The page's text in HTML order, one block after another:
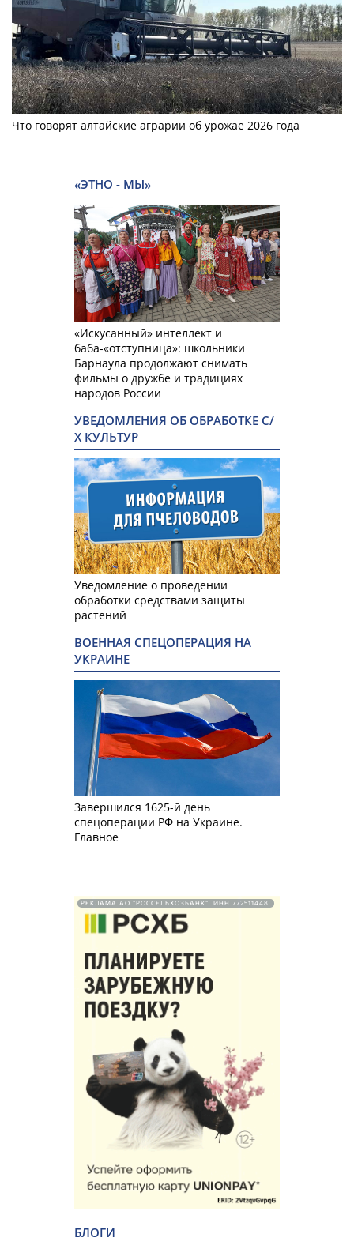
Что говорят алтайские аграрии об урожае 2026 года
«ЭТНО - МЫ»
«Искусанный» интеллект и
баба-«отступница»: школьники
Барнаула продолжают снимать
фильмы о дружбе и традициях
народов России
УВЕДОМЛЕНИЯ ОБ ОБРАБОТКЕ С/
Х КУЛЬТУР
Уведомление о проведении
обработки средствами защиты
растений
ВОЕННАЯ СПЕЦОПЕРАЦИЯ НА
УКРАИНЕ
Завершился 1625-й день
спецоперации РФ на Украине.
Главное
РЕКЛАМА АО "РОССЕЛЬХОЗБАНК". ИНН 772511448.
БЛОГИ